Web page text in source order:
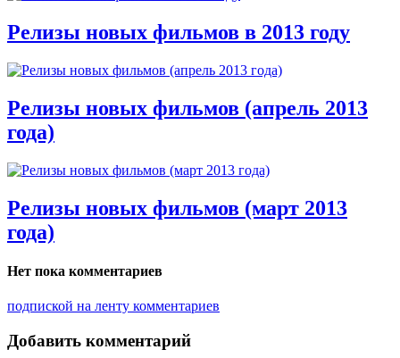
Релизы новых фильмов в 2013 году
Релизы новых фильмов (апрель 2013
года)
Релизы новых фильмов (март 2013
года)
Нет пока комментариев
подпиской на ленту комментариев
Добавить комментарий